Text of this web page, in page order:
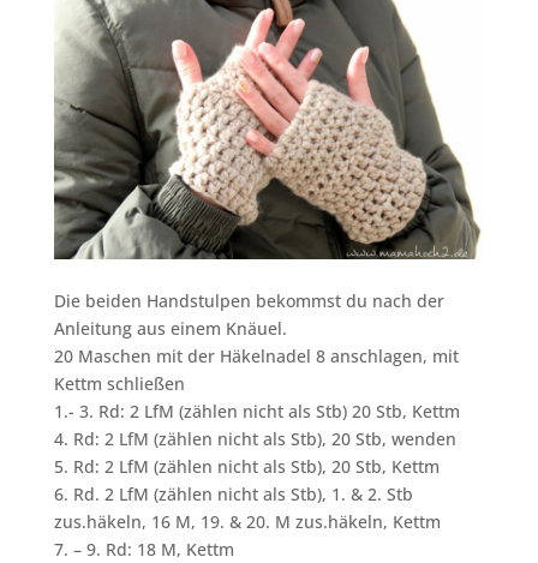
Die beiden Handstulpen bekommst du nach der
Anleitung aus einem Knäuel.
20 Maschen mit der Häkelnadel 8 anschlagen, mit
Kettm schließen
1.- 3. Rd: 2 LfM (zählen nicht als Stb) 20 Stb, Kettm
4. Rd: 2 LfM (zählen nicht als Stb), 20 Stb, wenden
5. Rd: 2 LfM (zählen nicht als Stb), 20 Stb, Kettm
6. Rd. 2 LfM (zählen nicht als Stb), 1. & 2. Stb
zus.häkeln, 16 M, 19. & 20. M zus.häkeln, Kettm
7. – 9. Rd: 18 M, Kettm